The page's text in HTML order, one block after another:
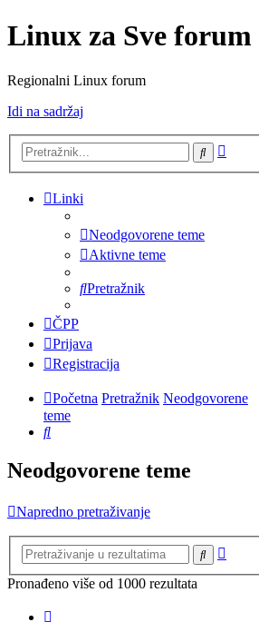
Linux za Sve forum
Regionalni Linux forum
Idi na sadržaj
Pretražnik
Linki
Neodgovorene teme
Aktivne teme
Pretražnik
ČPP
Prijava
Registracija
Početna Pretražnik Neodgovorene
teme
Pretražnik
Neodgovorene teme
Napredno pretraživanje
Pretražnik
Pronađeno više od 1000 rezultata